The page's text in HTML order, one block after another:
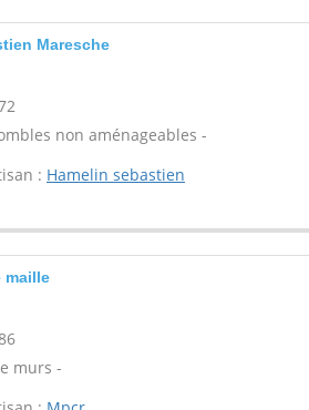
Maresche
non aménageables -
: Hamelin sebastien
maille
murs -